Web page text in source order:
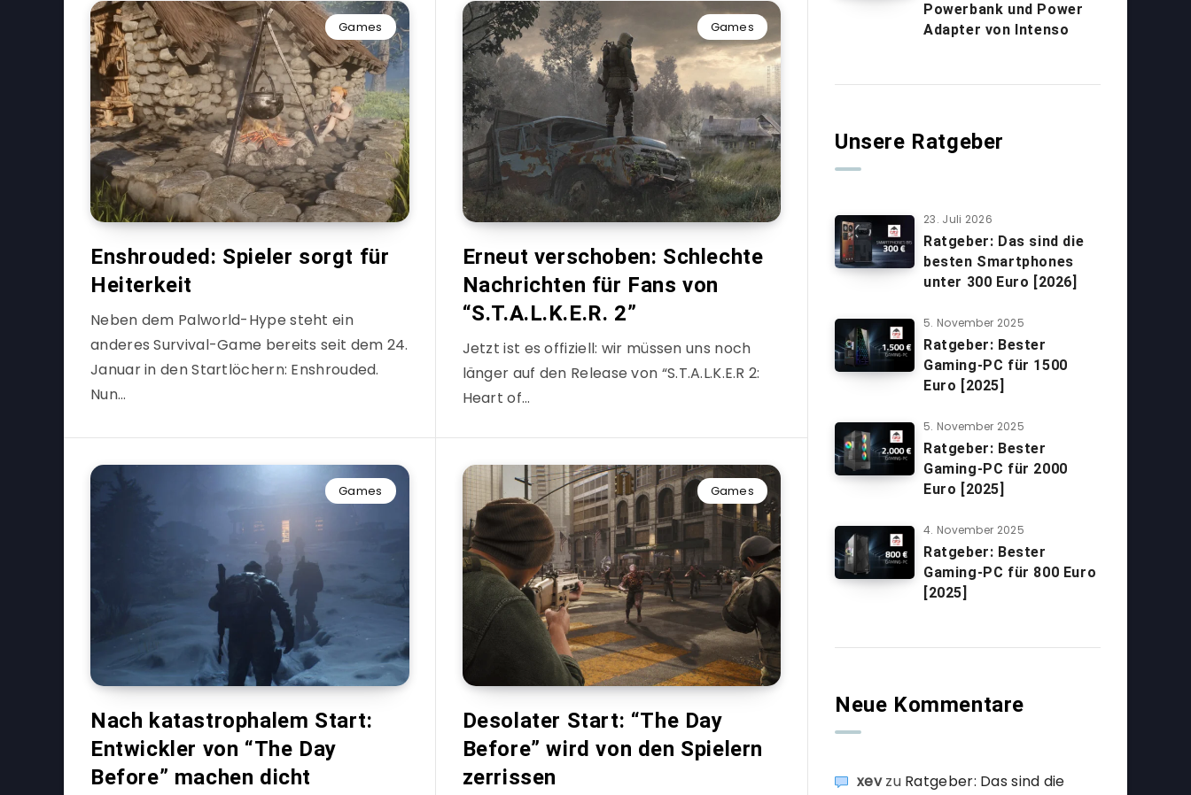
Games
Enshrouded: Spieler sorgt für
Heiterkeit
Neben dem Palworld-Hype steht ein
anderes Survival-Game bereits seit dem 24.
Januar in den Startlöchern: Enshrouded.
Nun…
Games
Erneut verschoben: Schlechte
Nachrichten für Fans von
“S.T.A.L.K.E.R. 2”
Jetzt ist es offiziell: wir müssen uns noch
länger auf den Release von “S.T.A.L.K.E.R 2:
Heart of…
Games
Nach katastrophalem Start:
Entwickler von “The Day
Before” machen dicht
Games
Desolater Start: “The Day
Before” wird von den Spielern
zerrissen
Powerbank und Power
Adapter von Intenso
Unsere Ratgeber
23. Juli 2026
Ratgeber: Das sind die
besten Smartphones
unter 300 Euro [2026]
5. November 2025
Ratgeber: Bester
Gaming-PC für 1500
Euro [2025]
5. November 2025
Ratgeber: Bester
Gaming-PC für 2000
Euro [2025]
4. November 2025
Ratgeber: Bester
Gaming-PC für 800 Euro
[2025]
Neue Kommentare
xevzu Ratgeber: Das sind die